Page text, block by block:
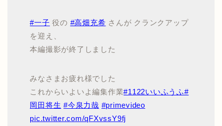
#一子 役の #高畑充希 さんが クランクアップ
を迎え、
本編撮影が終了しました
みなさまお疲れ様でした
これからいよいよ編集作業#1122いいふうふ#
岡田将生 #今泉力哉 #primevideo
pic.twitter.com/qFXvssY9fj